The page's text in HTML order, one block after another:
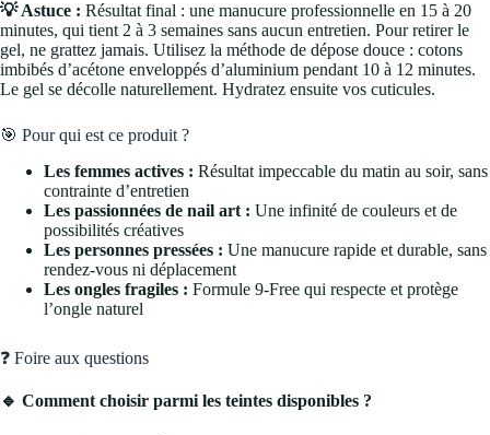
💡 Astuce : Résultat final : une manucure professionnelle en 15 à 20
minutes, qui tient 2 à 3 semaines sans aucun entretien. Pour retirer le
gel, ne grattez jamais. Utilisez la méthode de dépose douce : cotons
imbibés d’acétone enveloppés d’aluminium pendant 10 à 12 minutes.
Le gel se décolle naturellement. Hydratez ensuite vos cuticules.
🎯 Pour qui est ce produit ?
Les femmes actives : Résultat impeccable du matin au soir, sans
contrainte d’entretien
Les passionnées de nail art : Une infinité de couleurs et de
possibilités créatives
Les personnes pressées : Une manucure rapide et durable, sans
rendez-vous ni déplacement
Les ongles fragiles : Formule 9-Free qui respecte et protège
l’ongle naturel
❓ Foire aux questions
🔹 Comment choisir parmi les teintes disponibles ?